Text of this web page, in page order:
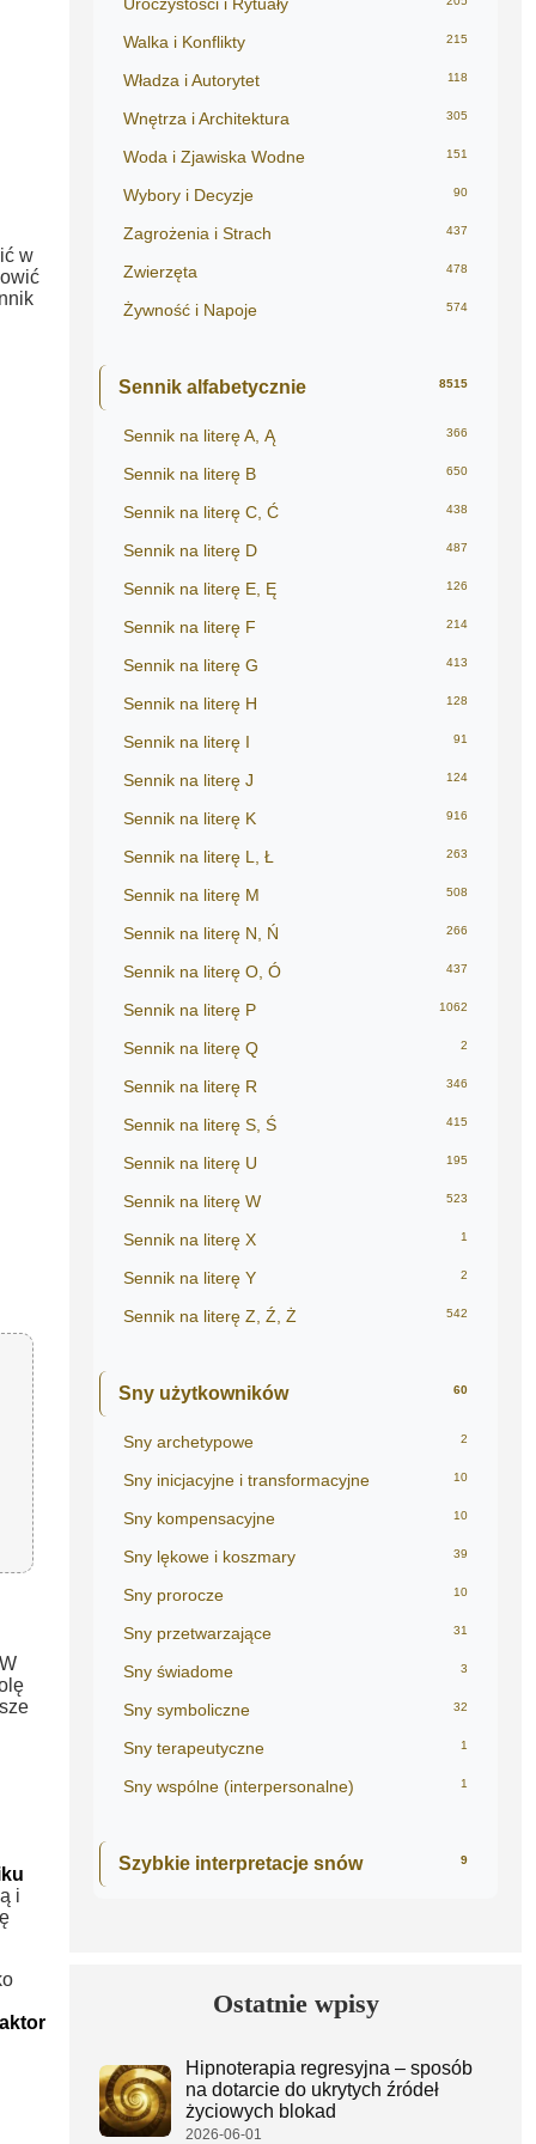
w
i
Walka i Konflikty 215
Władza i Autorytet 118
Wnętrza i Architektura 305
Woda i Zjawiska Wodne 151
Wybory i Decyzje 90
Zagrożenia i Strach 437
Zwierzęta 478
Żywność i Napoje 574
Sennik alfabetycznie 8515
Sennik na literę A, Ą 366
Sennik na literę B 650
Sennik na literę C, Ć 438
Sennik na literę D 487
Sennik na literę E, Ę 126
Sennik na literę F 214
Sennik na literę G 413
Sennik na literę H 128
Sennik na literę I 91
Sennik na literę J 124
Sennik na literę K 916
Sennik na literę L, Ł 263
Sennik na literę M 508
Sennik na literę N, Ń 266
Sennik na literę O, Ó 437
Sennik na literę P 1062
Sennik na literę Q 2
Sennik na literę R 346
Sennik na literę S, Ś 415
Sennik na literę U 195
Sennik na literę W 523
Sennik na literę X 1
Sennik na literę Y 2
Sennik na literę Z, Ź, Ż 542
Sny użytkowników 60
Sny archetypowe 2
Sny inicjacyjne i transformacyjne 10
Sny kompensacyjne 10
Sny lękowe i koszmary 39
Sny prorocze 10
Sny przetwarzające 31
Sny świadome 3
Sny symboliczne 32
Sny terapeutyczne 1
Sny wspólne (interpersonalne) 1
Szybkie interpretacje snów 9
Ostatnie wpisy
Hipnoterapia regresyjna – sposób
na dotarcie do ukrytych źródeł
życiowych blokad
2026-06-01